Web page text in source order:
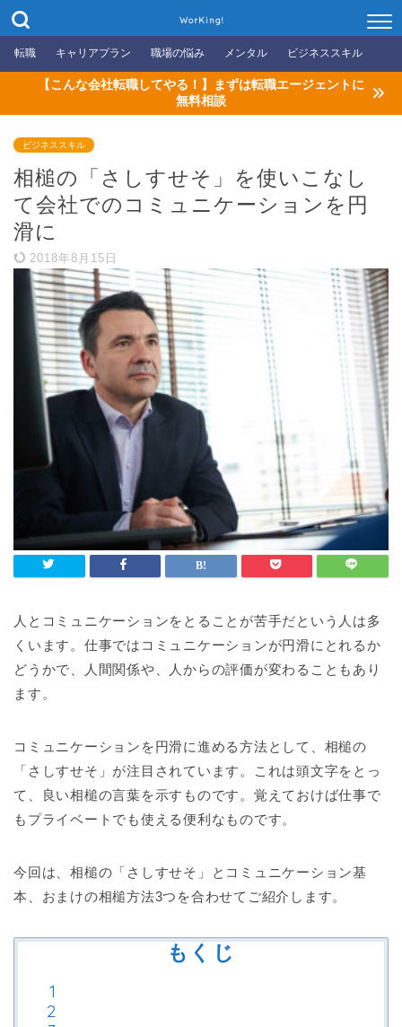
WorKing!
転職 キャリアプラン 職場の悩み メンタル ビジネススキル
【こんな会社転職してやる！】まずは転職エージェントに
無料相談
ビジネススキル
相槌の「さしすせそ」を使いこなし
て会社でのコミュニケーションを円
滑に
2018年8月15日
人とコミュニケーションをとることが苦手だという人は多
くいます。仕事ではコミュニケーションが円滑にとれるか
どうかで、人間関係や、人からの評価が変わることもあり
ます。
コミュニケーションを円滑に進める方法として、相槌の
「さしすせそ」が注目されています。これは頭文字をとっ
て、良い相槌の言葉を示すものです。覚えておけば仕事で
もプライベートでも使える便利なものです。
今回は、相槌の「さしすせそ」とコミュニケーション基
本、おまけの相槌方法3つを合わせてご紹介します。
もくじ